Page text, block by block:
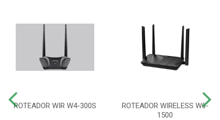
ROTEADOR WIR W4-300S
ROTEADOR WIRELESS W6-
1500